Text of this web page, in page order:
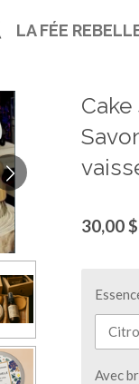
LA FÉE
30,00
Avec